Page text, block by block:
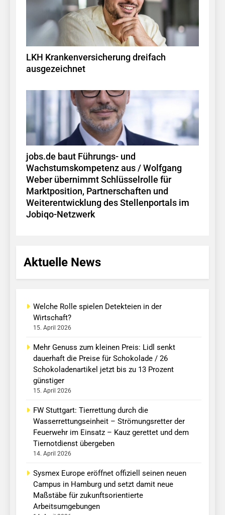
LKH Krankenversicherung dreifach
ausgezeichnet
jobs.de baut Führungs- und
Wachstumskompetenz aus / Wolfgang
Weber übernimmt Schlüsselrolle für
Marktposition, Partnerschaften und
Weiterentwicklung des Stellenportals im
Jobiqo-Netzwerk
Aktuelle News
Welche Rolle spielen Detekteien in der
Wirtschaft?
15. April 2026
Mehr Genuss zum kleinen Preis: Lidl senkt
dauerhaft die Preise für Schokolade / 26
Schokoladenartikel jetzt bis zu 13 Prozent
günstiger
15. April 2026
FW Stuttgart: Tierrettung durch die
Wasserrettungseinheit – Strömungsretter der
Feuerwehr im Einsatz – Kauz gerettet und dem
Tiernotdienst übergeben
14. April 2026
Sysmex Europe eröffnet offiziell seinen neuen
Campus in Hamburg und setzt damit neue
Maßstäbe für zukunftsorientierte
Arbeitsumgebungen